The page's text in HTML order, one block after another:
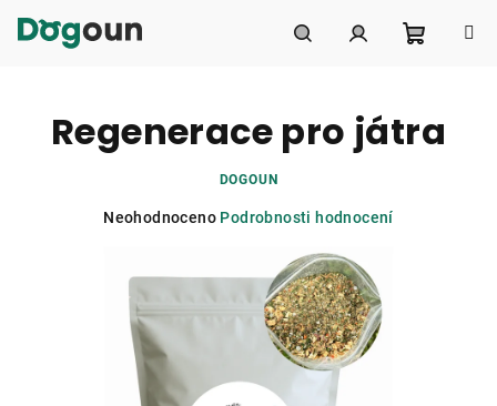
košík
Regenerace pro játra
DOGOUN
Průměrné
hvězdiček.
Neohodnoceno Podrobnosti hodnocení